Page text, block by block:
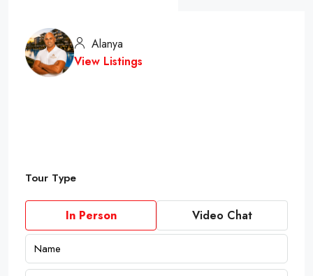
Alanya
View Listings
Tour Type
In Person Video Chat